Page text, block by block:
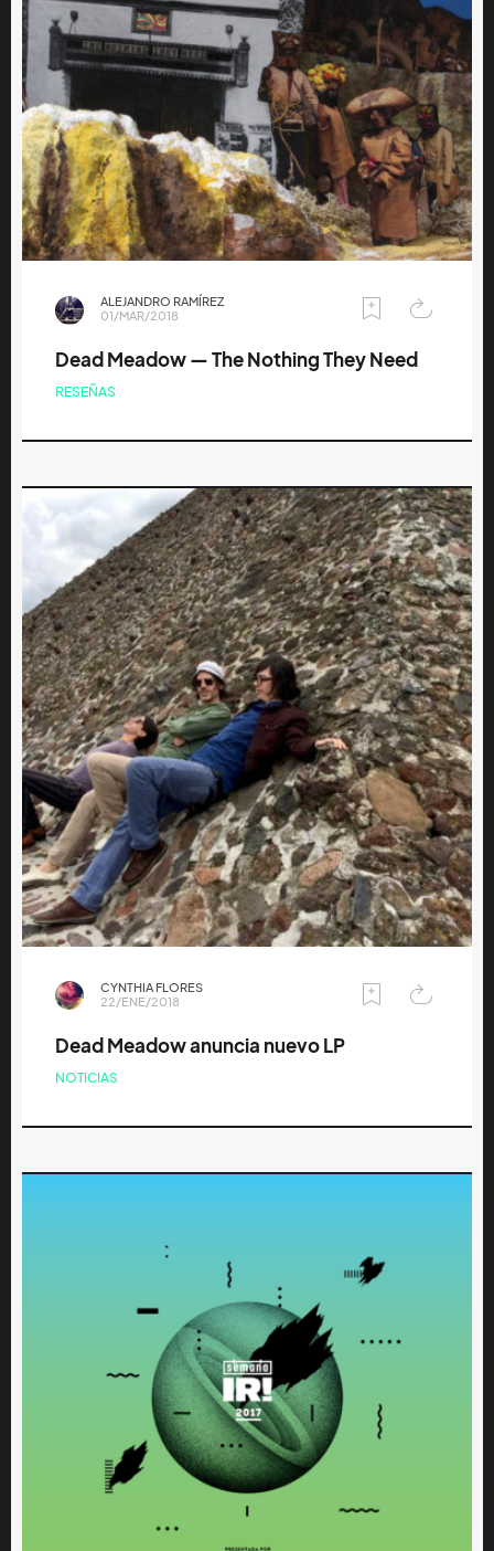
ALEJANDRO RAMÍREZ
01/MAR/2018
Dead Meadow — The Nothing They Need
RESEÑAS
CYNTHIA FLORES
22/ENE/2018
Dead Meadow anuncia nuevo LP
NOTICIAS